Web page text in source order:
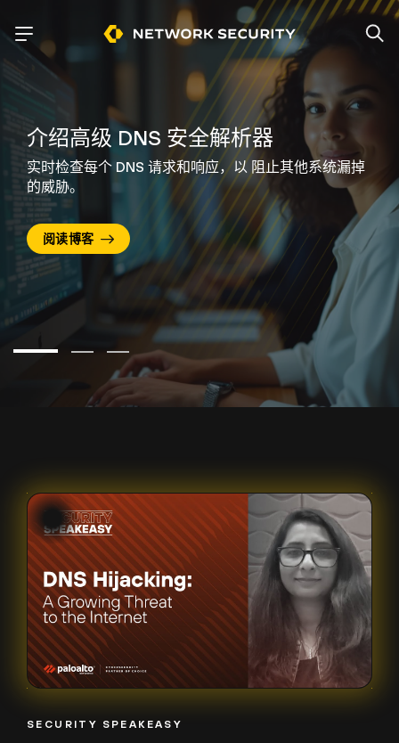
介绍高级 DNS 安全解析器
实时检查每个 DNS 请求和响应，以 阻止其他系统漏掉
的威胁。
阅读博客
SECURITY SPEAKEASY